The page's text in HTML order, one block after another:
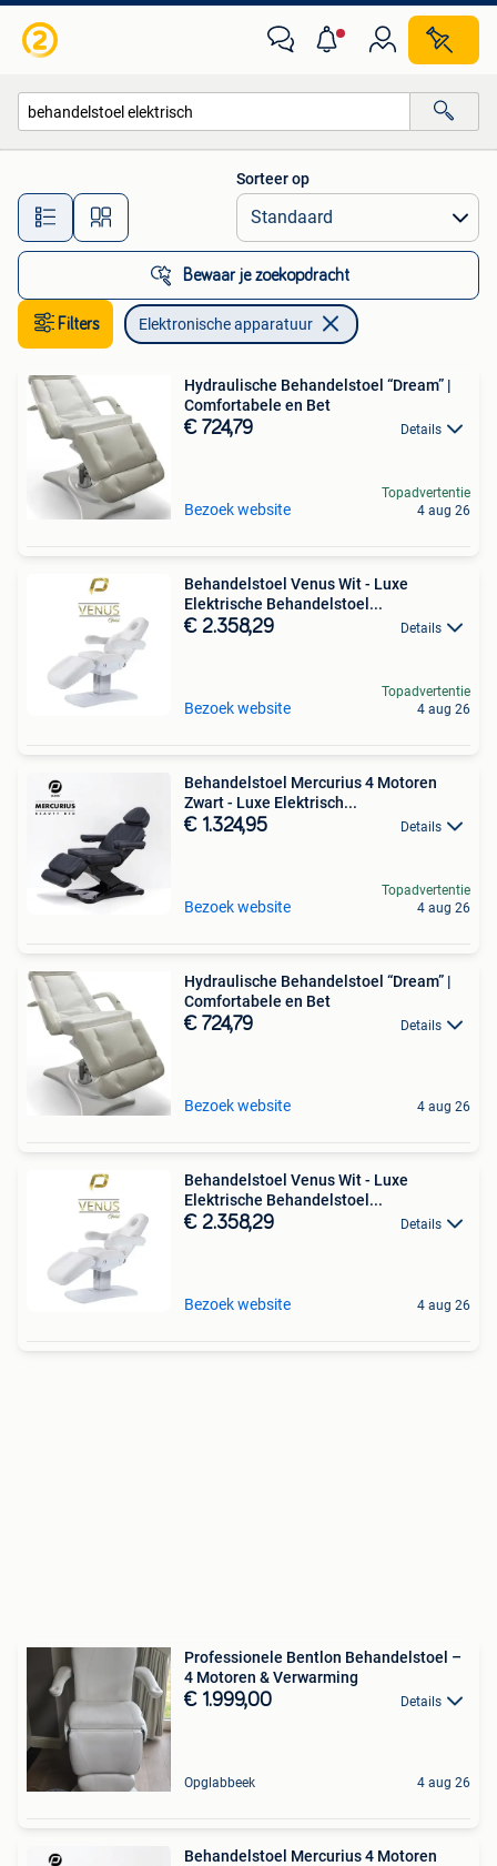
Alle afstanden…
Sorteer op
Bewaar je zoekopdracht
Filters Elektronische apparatuur
Hydraulische Behandelstoel “Dream” |
Comfortabele en Bet
€ 724,79 Details
Bezoek website
Topadvertentie
4 aug 26
Behandelstoel Venus Wit - Luxe
Elektrische Behandelstoel...
€ 2.358,29 Details
Bezoek website
Topadvertentie
4 aug 26
Behandelstoel Mercurius 4 Motoren
Zwart - Luxe Elektrisch...
€ 1.324,95 Details
Bezoek website
Topadvertentie
4 aug 26
Hydraulische Behandelstoel “Dream” |
Comfortabele en Bet
€ 724,79 Details
Bezoek website 4 aug 26
Behandelstoel Venus Wit - Luxe
Elektrische Behandelstoel...
€ 2.358,29 Details
Bezoek website 4 aug 26
Professionele Bentlon Behandelstoel –
4 Motoren & Verwarming
€ 1.999,00 Details
Opglabbeek 4 aug 26
Behandelstoel Mercurius 4 Motoren